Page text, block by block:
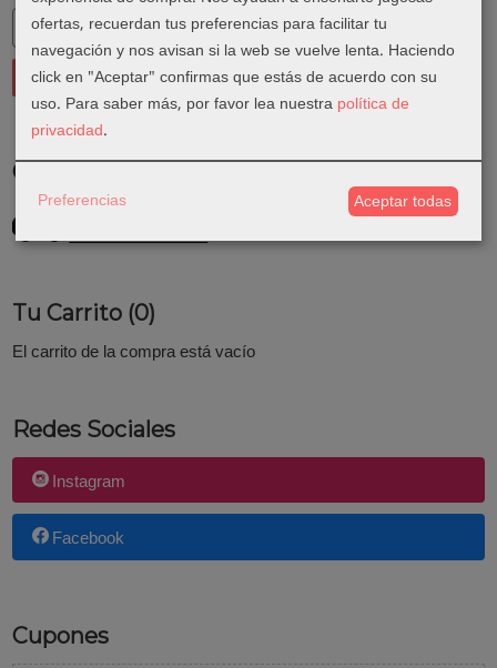
Costes de Envío
GRATIS *
Consultar Destinos
Tu Carrito (0)
El carrito de la compra está vacío
Redes Sociales
Instagram
Facebook
Cupones
ofertas, recuerdan tus preferencias para facilitar tu
navegación y nos avisan si la web se vuelve lenta. Haciendo
click en "Aceptar" confirmas que estás de acuerdo con su
uso. Para saber más, por favor lea nuestra política de
privacidad.
Preferencias Aceptar todas